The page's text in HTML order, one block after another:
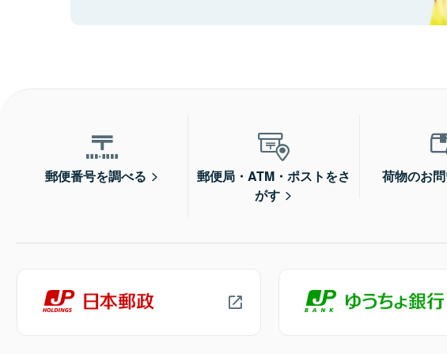
郵便番号を調べる
郵便局・ATM・ポストをさ
がす
荷物のお